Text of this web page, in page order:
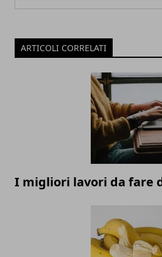
ARTICOLI CORRELATI
I migliori lavori da fare